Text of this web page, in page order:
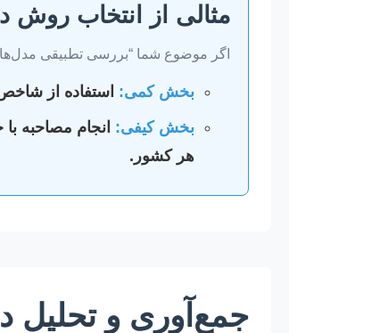
مثالی از انتخاب روش
اگر موضوع شما “بررسی تطبیقی
بخش کمی: استفاده از
بخش کیفی: انجام مصاحبه
هر کشور.
جمع‌آوری و تحلیل